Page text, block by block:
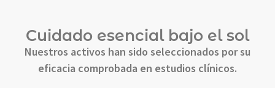
Cuidado esencial bajo el sol
Nuestros activos han sido seleccionados por su
eficacia comprobada en estudios clínicos.